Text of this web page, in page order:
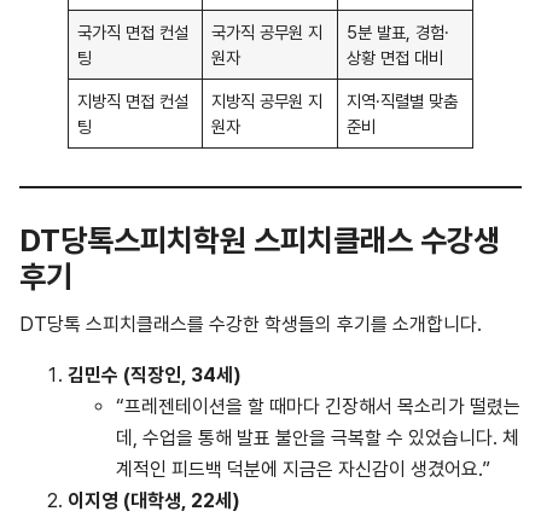
국가직 면접 컨설
팅
국가직 공무원 지
원자
5분 발표, 경험·
상황 면접 대비
지방직 면접 컨설
팅
지방직 공무원 지
원자
지역·직렬별 맞춤
준비
DT당톡스피치학원 스피치클래스 수강생
후기
DT당톡 스피치클래스를 수강한 학생들의 후기를 소개합니다.
김민수 (직장인, 34세)
“프레젠테이션을 할 때마다 긴장해서 목소리가 떨렸는
데, 수업을 통해 발표 불안을 극복할 수 있었습니다. 체
계적인 피드백 덕분에 지금은 자신감이 생겼어요.”
이지영 (대학생, 22세)